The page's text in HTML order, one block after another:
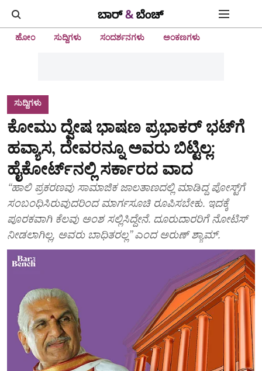
ಹೋಂ ಸುದ್ದಿಗಳು ಸಂದರ್ಶನಗಳು ಅಂಕಣಗಳು
ಸುದ್ದಿಗಳು
ಕೋಮು ದ್ವೇಷ ಭಾಷಣ ಪ್ರಭಾಕರ್‌ ಭಟ್‌ಗೆ
ಹವ್ಯಾಸ, ದೇವರನ್ನೂ ಅವರು ಬಿಟ್ಟಿಲ್ಲ:
ಹೈಕೋರ್ಟ್‌ನಲ್ಲಿ ಸರ್ಕಾರದ ವಾದ
“ಹಾಲಿ ಪ್ರಕರಣವು ಸಾಮಾಜಿಕ ಜಾಲತಾಣದಲ್ಲಿ ಮಾಡಿದ್ದ ಪೋಸ್ಟ್‌ಗೆ
ಸಂಬಂಧಿಸಿರುವುದರಿಂದ ಮಾರ್ಗಸೂಚಿ ರೂಪಿಸಬೇಕು. ಇದಕ್ಕೆ
ಪೂರಕವಾಗಿ ಕೆಲವು ಅಂಶ ಸಲ್ಲಿಸಿದ್ದೇನೆ. ದೂರುದಾರರಿಗೆ ನೋಟಿಸ್‌
ನೀಡಲಾಗಿಲ್ಲ, ಅವರು ಬಾಧಿತರಲ್ಲ” ಎಂದ ಅರುಣ್‌ ಶ್ಯಾಮ್‌.